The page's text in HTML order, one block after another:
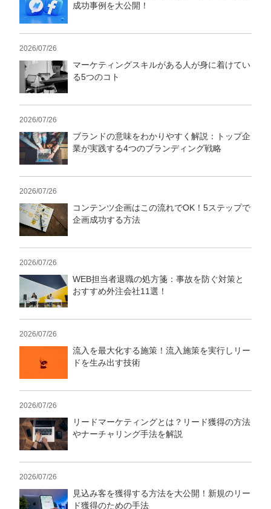
成功事例を大公開！
2026/07/26
マーケティングスキルがある人が身に着けてい
る5つのコト
2026/07/26
ブランドの意味をわかりやすく解説：トップ企
業が実践する4つのブランディング戦略
2026/07/26
コンテンツ企画はこの流れでOK！5ステップで
企画成功する方法
2026/07/26
WEB担当者退職の処方箋：事故を防ぐ対策と
おすすめ外注会社11選！
2026/07/26
流入を最大化する施策！流入施策を実行しリー
ドを生み出す技術
2026/07/26
リードマーケティングとは？リード獲得の方法
やナーチャリング手法を解説
2026/07/26
見込み客を獲得する方法を大公開！新規のリー
ド獲得のための手法